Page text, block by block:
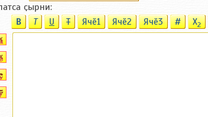
ҫырни:
B T U T Ячӗ1 Ячӗ2 Ячӗ3 # X2